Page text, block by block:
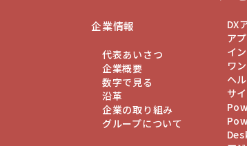
企業情報
代表あいさつ
企業概要
数字で見る
沿革
企業の取り組み
グループについて
DX
ア
イ
ワ
ヘ
サ